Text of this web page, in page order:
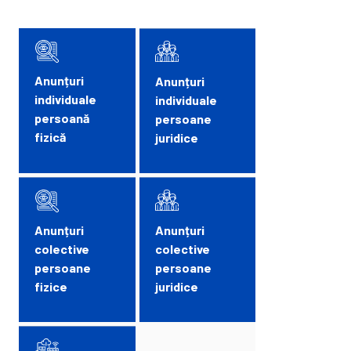
Anunțuri
individuale
persoană
fizică
Anunțuri
colective
persoane
fizice
Anunțuri
individuale
persoane
juridice
Anunțuri
colective
persoane
juridice